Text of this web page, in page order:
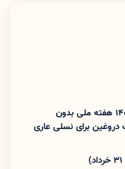
عوارض مصرف دخانیات ◀️ ۴ تا ۱۰ خردادماه۱۴۰۵ هفته ملی بدون
دروغین برای نسلی عاری